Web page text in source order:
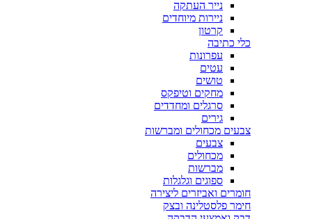
נייר העתקה
ניירות מיוחדים
קרטון
כלי כתיבה
עפרונות
עטים
טושים
מחקים וטיפקס
סרגלים ומחדדים
גירים
צבעים מכחולים ומברשות
צבעים
מכחולים
מברשות
ספוגים וגלגלות
חומרים ואביזרים ליצירה
חימר פלסטלינה ובצק